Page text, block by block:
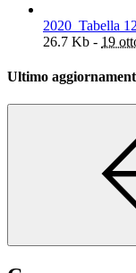
2020_Tabella
26.7 Kb - 19
Ultimo